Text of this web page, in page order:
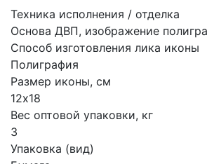
Техника исполнения / отделка
Основа ДВП, изображение
Способ изготовления лика иконы
Полиграфия
Размер иконы, см
12х18
Вес оптовой упаковки, кг
3
Упаковка (вид)